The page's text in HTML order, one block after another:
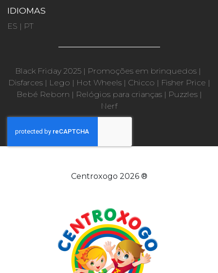
IDIOMAS
ES | PT
Black Friday 2025 | Promoções em brinquedos |
Disfarces| Lego | Hot Wheels| Chicco | Fisher Price |
Bebé Reborn | Relógios para crianças| Puzzles|
Nerf
Centroxogo 2026 ®